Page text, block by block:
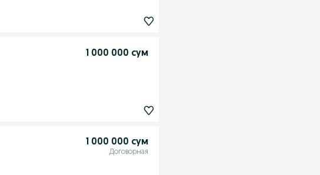
1 000 000 сум
1 000 000 сум
Договорная